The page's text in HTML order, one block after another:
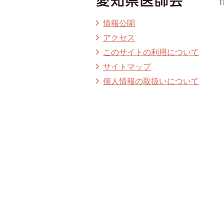
情報公開
アクセス
このサイトの利用について
サイトマップ
個人情報の取扱いについて